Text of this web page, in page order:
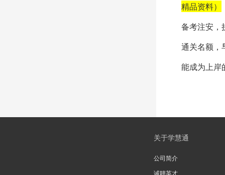
精品资料）
备考注安，
通关名额，
能成为上岸
关于学慧通
公司简介
诚聘英才